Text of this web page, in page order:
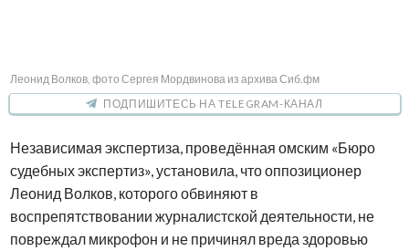
Леонид Волков, фото Сергея Мордвинова из архива Сиб.фм
ПОДПИШИТЕСЬ НА TELEGRAM-КАНАЛ
Независимая экспертиза, проведённая омским «Бюро
судебных экспертиз», установила, что оппозиционер
Леонид Волков, которого обвиняют в
воспрепятствовании журналистской деятельности, не
повреждал микрофон и не причинял вреда здоровью